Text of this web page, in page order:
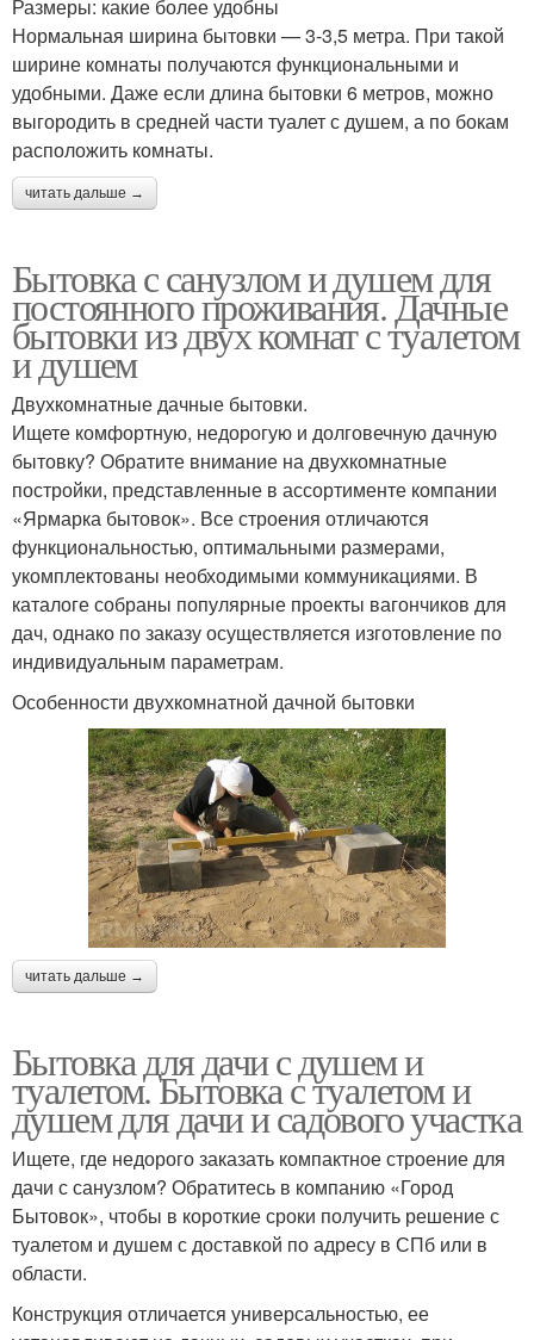
Размеры: какие более удобны
Нормальная ширина бытовки — 3-3,5 метра. При такой
ширине комнаты получаются функциональными и
удобными. Даже если длина бытовки 6 метров, можно
выгородить в средней части туалет с душем, а по бокам
расположить комнаты.
читать дальше →
Бытовка с санузлом и душем для
постоянного проживания. Дачные
бытовки из двух комнат с туалетом
и душем
Двухкомнатные дачные бытовки.
Ищете комфортную, недорогую и долговечную дачную
бытовку? Обратите внимание на двухкомнатные
постройки, представленные в ассортименте компании
«Ярмарка бытовок». Все строения отличаются
функциональностью, оптимальными размерами,
укомплектованы необходимыми коммуникациями. В
каталоге собраны популярные проекты вагончиков для
дач, однако по заказу осуществляется изготовление по
индивидуальным параметрам.
Особенности двухкомнатной дачной бытовки
читать дальше →
Бытовка для дачи с душем и
туалетом. Бытовка с туалетом и
душем для дачи и садового участка
Ищете, где недорого заказать компактное строение для
дачи с санузлом? Обратитесь в компанию «Город
Бытовок», чтобы в короткие сроки получить решение с
туалетом и душем с доставкой по адресу в СПб или в
области.
Конструкция отличается универсальностью, ее